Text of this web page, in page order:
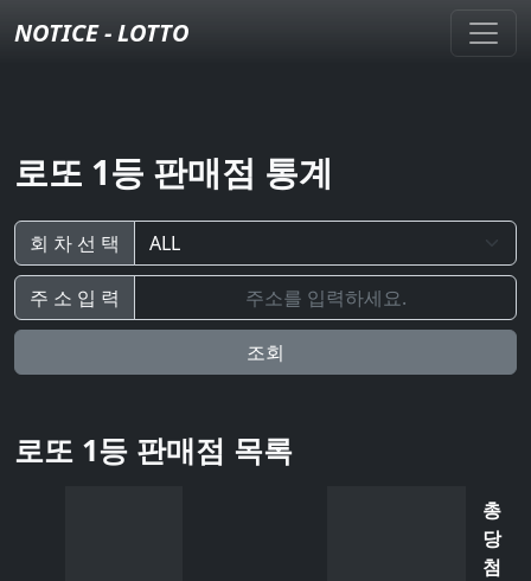
NOTICE - LOTTO
로또 1등 판매점 통계
회 차 선 택
주 소 입 력
조회
로또 1등 판매점 목록
총
당
첨